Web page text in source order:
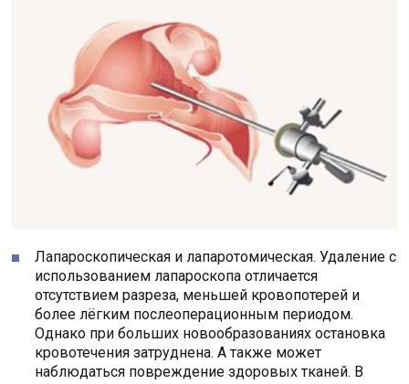
Лапароскопическая и лапаротомическая. Удаление с
использованием лапароскопа отличается
отсутствием разреза, меньшей кровопотерей и
более лёгким послеоперационным периодом.
Однако при больших новообразованиях остановка
кровотечения затруднена. А также может
наблюдаться повреждение здоровых тканей. В